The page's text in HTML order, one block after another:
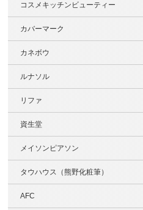
コスメキッチンビューティー
カバーマーク
カネボウ
ルナソル
リファ
資生堂
メイソンピアソン
タウハウス（熊野化粧筆）
AFC